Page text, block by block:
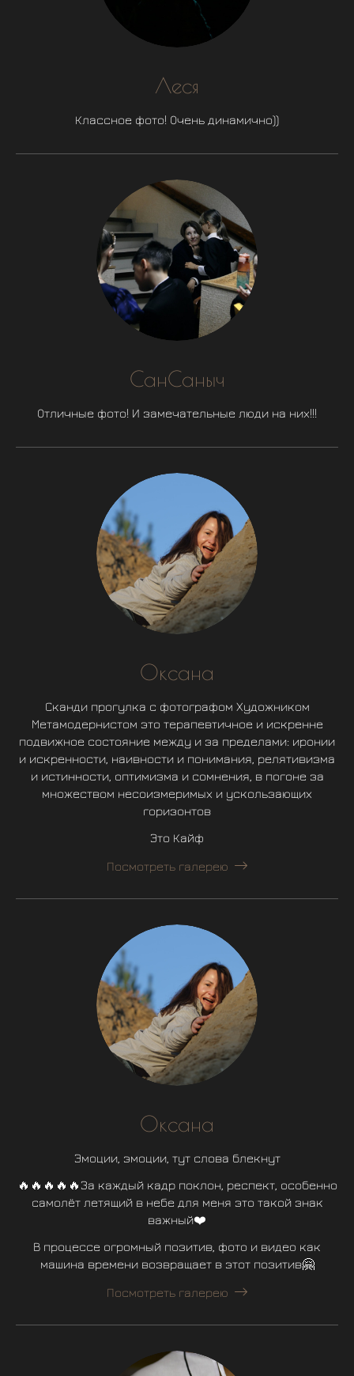
Леся
Классное фото! Очень динамично))
СанСаныч
Отличные фото! И замечательные люди на них!!!
Оксана
Сканди прогулка с фотографом Художником
Метамодернистом это терапевтичное и искренне
подвижное состояние между и за пределами: иронии
и искренности, наивности и понимания, релятивизма
и истинности, оптимизма и сомнения, в погоне за
множеством несоизмеримых и ускользающих
горизонтов
Это Кайф
Посмотреть галерею
Оксана
Эмоции, эмоции, тут слова блекнут
🔥🔥🔥🔥🔥За каждый кадр поклон, респект, особенно
самолёт летящий в небе для меня это такой знак
важный❤️
В процессе огромный позитив, фото и видео как
машина времени возвращает в этот позитив🤗
Посмотреть галерею